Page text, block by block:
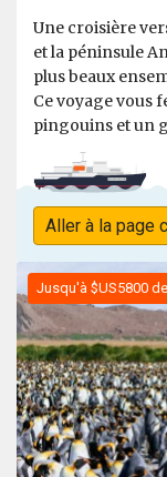
Une croisière
et la péninsule
plus beaux
Ce voyage vous
pingouins et un
Aller à la page
Jusqu'à $US5800